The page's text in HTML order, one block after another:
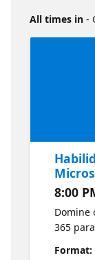
All times in -
8:00
Domine
365
Format: